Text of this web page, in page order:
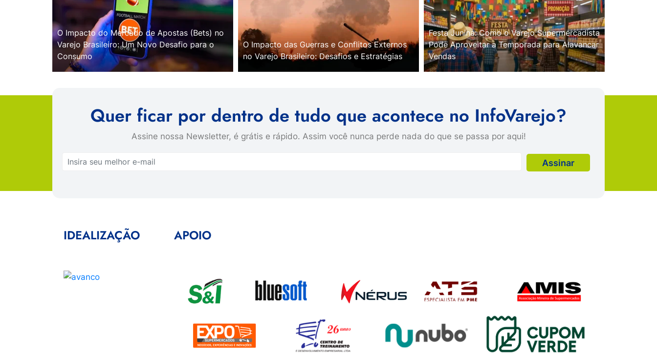
O Impacto do Mercado de Apostas (Bets) no
Varejo Brasileiro: Um Novo Desafio para o
Consumo
O Impacto das Guerras e Conflitos Externos
no Varejo Brasileiro: Desafios e Estratégias
Festa Junina: Como o Varejo Supermercadista
Pode Aproveitar a Temporada para Alavancar
Vendas
Quer ficar por dentro de tudo que acontece no InfoVarejo?
Assine nossa Newsletter, é grátis e rápido. Assim você nunca perde nada do que se passa por aqui!
IDEALIZAÇÃO APOIO